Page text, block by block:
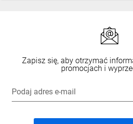
Zapisz się, aby otrzymać
promocjach i
Podaj adres e-mail